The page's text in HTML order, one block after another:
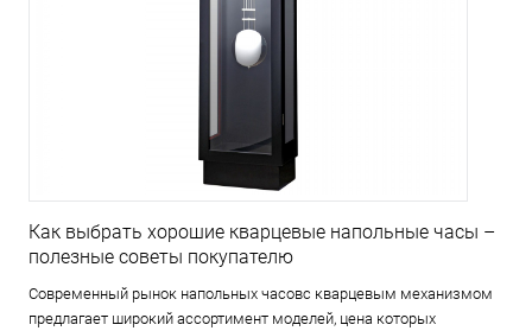
Как выбрать хорошие кварцевые напольные часы –
полезные советы покупателю
Современный рынок напольных часовс кварцевым механизмом
предлагает широкий ассортимент моделей, цена которых